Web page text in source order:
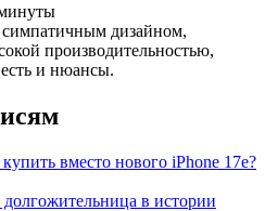
симпатичным дизайном,
производительностью,
и нюансы.
вместо нового iPhone 17e?
долгожительница в истории